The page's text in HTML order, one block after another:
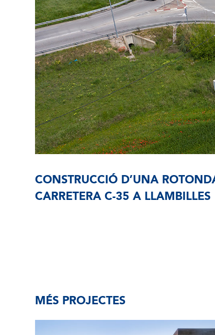
CONSTRUCCIÓ D’UNA
CARRETERA C-35 A LLAMBILLES
MÉS PROJECTES